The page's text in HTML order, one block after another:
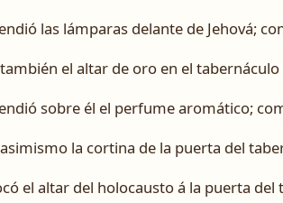
las lámparas delante de Jehová;
el altar de oro en el
sobre él el perfume aromático;
la cortina de la puerta del
el altar del holocausto á la puerta